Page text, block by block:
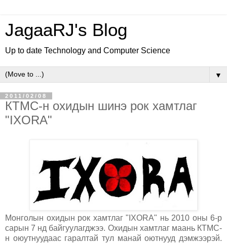
JagaaRJ's Blog
Up to date Technology and Computer Science
▼
2011/02/08
КТМС-н охидын шинэ рок хамтлаг
"IXORA"
Монголын охидын рок хамтлаг "IXORA" нь 2010 оны 6-р
сарын 7 нд байгуулагджээ. Охидын хамтлаг маань КТМС-
н оюутнуудаас гаралтай тул манай оютнууд дэмжээрэй.